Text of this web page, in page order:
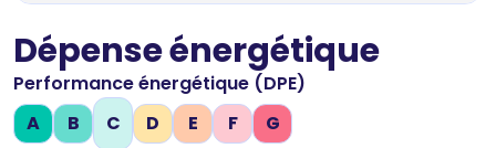
Dépense énergétique
Performance énergétique (DPE)
A
B C D E F
G